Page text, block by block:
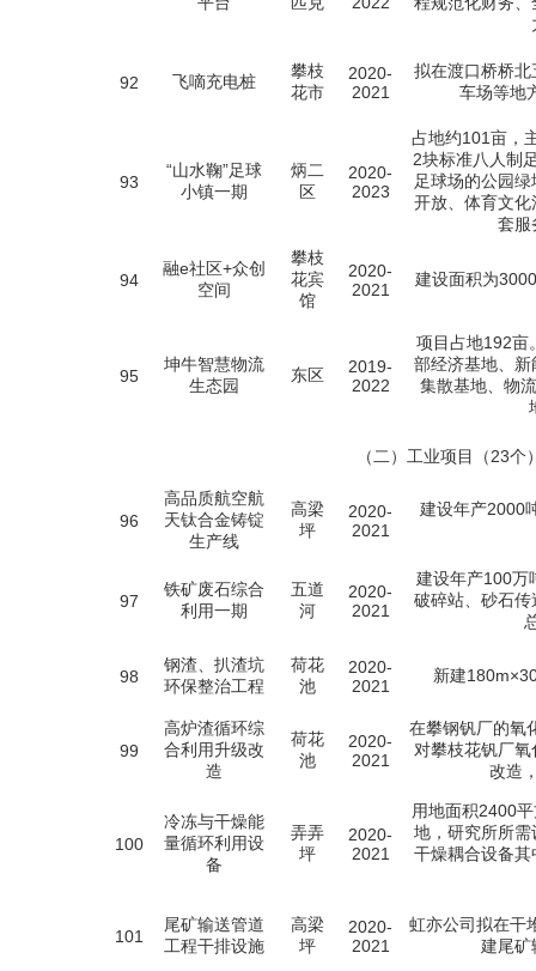
92 飞嘀充电桩
攀枝
花市
2020-
2021
拟在渡口桥桥
车场等地
93
“山水鞠”足球
小镇一期
炳二
区
2020-
2023
占地约101亩，
2块标准八人制
足球场的公园
开放、体育文
套服
94
融e社区+众创
空间
攀枝
花宾
馆
2020-
2021
建设面积为
95
坤牛智慧物流
生态园
东区
2019-
2022
项目占地192亩
部经济基地、
集散基地、物
（二）工业项目（23个
96
高品质航空航
天钛合金铸锭
生产线
高梁
坪
2020-
2021
建设年产2000
97
铁矿废石综合
利用一期
五道
河
2020-
2021
建设年产100万
破碎站、砂石
98
钢渣、扒渣坑
环保整治工程
荷花
池
2020-
2021
新建
99
高炉渣循环综
合利用升级改
造
荷花
池
2020-
2021
在攀钢钒厂的氧
对攀枝花钒厂
改造
100
冷冻与干燥能
量循环利用设
备
弄弄
坪
2020-
2021
用地面积2400
地，研究所所
干燥耦合设备
101
尾矿输送管道
工程干排设施
高梁
坪
2020-
2021
虹亦公司拟在干
建尾矿